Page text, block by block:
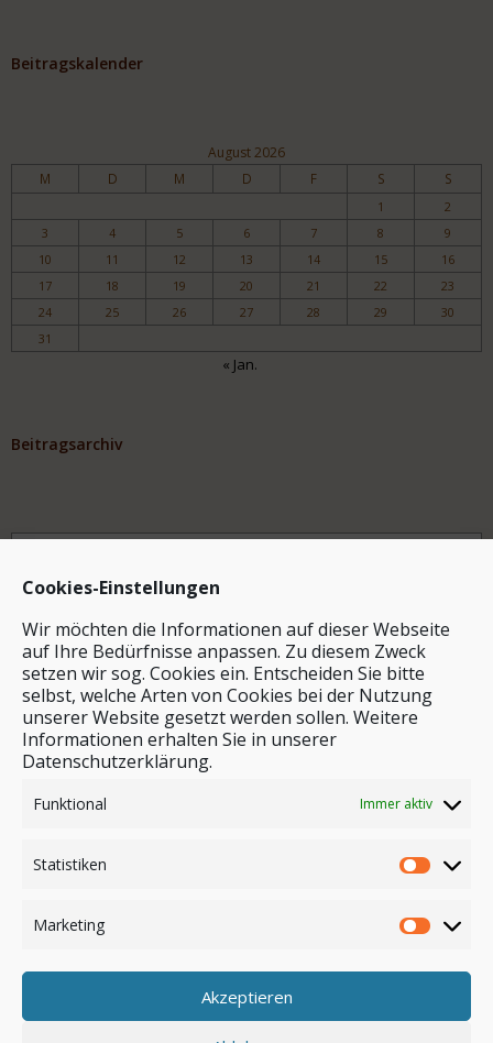
Cookies-Einstellungen
Wir möchten die Informationen auf dieser Webseite
auf Ihre Bedürfnisse anpassen. Zu diesem Zweck
setzen wir sog. Cookies ein. Entscheiden Sie bitte
selbst, welche Arten von Cookies bei der Nutzung
unserer Website gesetzt werden sollen. Weitere
Informationen erhalten Sie in unserer
Datenschutzerklärung.
Funktional Immer aktiv
Statistiken
Marketing
Akzeptieren
Beitragskalender
August 2026
M D M D F S S
1
2
3
4 5 6 7 8
9
10
11 12 13 14 15
16
17
18 19 20 21 22
23
24
25 26 27 28 29
30
31
« Jan.
Beitragsarchiv
Archiv
Stichwortsuche
Anmelden